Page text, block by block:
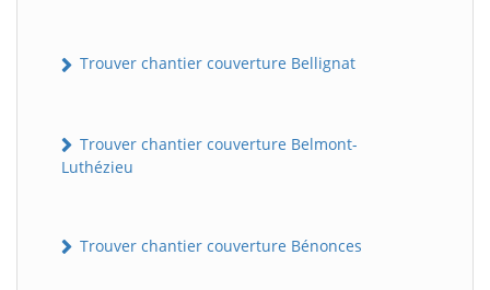
Trouver chantier couverture Bellignat
Trouver chantier couverture Belmont-
Luthézieu
Trouver chantier couverture Bénonces